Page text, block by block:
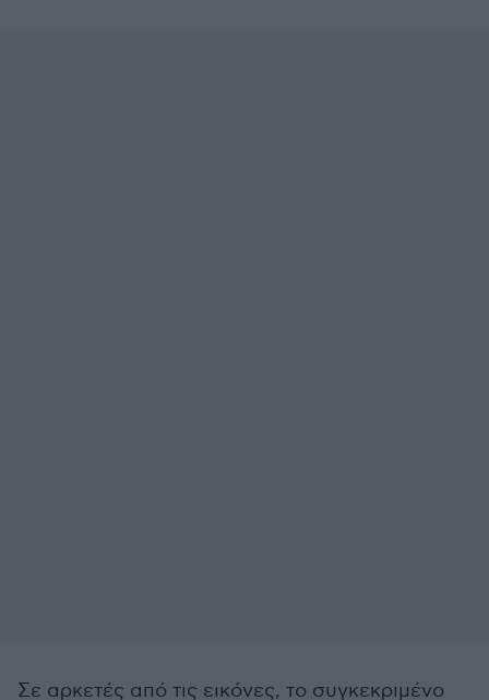
Σε αρκετές από τις εικόνες, το συγκεκριμένο